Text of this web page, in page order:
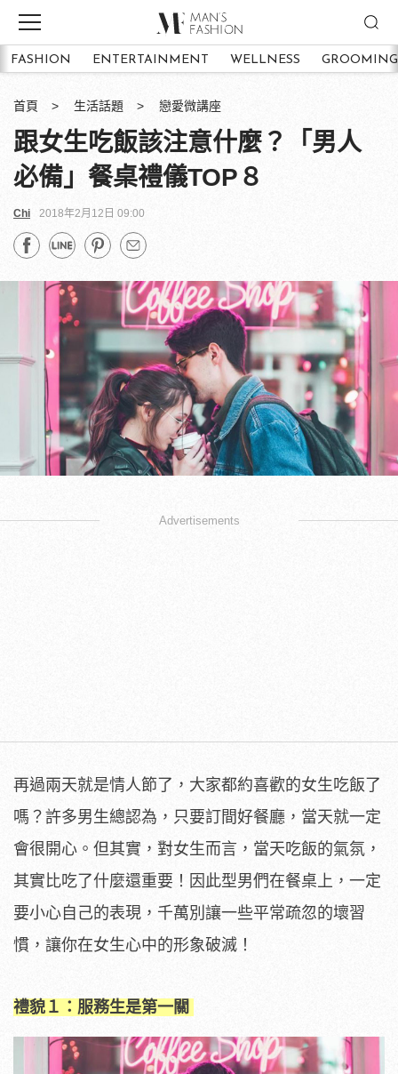
FASHION ENTERTAINMENT WELLNESS GROOMING
首頁 生活話題 戀愛微講座
跟女生吃飯該注意什麼？「男人
必備」餐桌禮儀TOP８
Chi 2018年2月12日 09:00
Advertisements
再過兩天就是情人節了，大家都約喜歡的女生吃飯了
嗎？許多男生總認為，只要訂間好餐廳，當天就一定
會很開心。但其實，對女生而言，當天吃飯的氣氛，
其實比吃了什麼還重要！因此型男們在餐桌上，一定
要小心自己的表現，千萬別讓一些平常疏忽的壞習
慣，讓你在女生心中的形象破滅！
禮貌１：服務生是第一關